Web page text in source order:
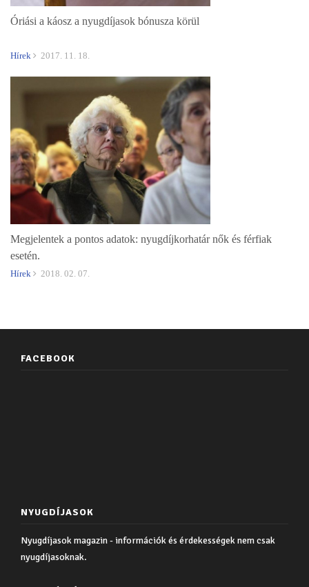
Óriási a káosz a nyugdíjasok bónusza körül
Hírek 2017. 11. 18.
Megjelentek a pontos adatok: nyugdíjkorhatár nők és férfiak
esetén.
Hírek 2018. 02. 07.
FACEBOOK
NYUGDÍJASOK
Nyugdíjasok magazin - információk és érdekességek nem csak
nyugdíjasoknak.